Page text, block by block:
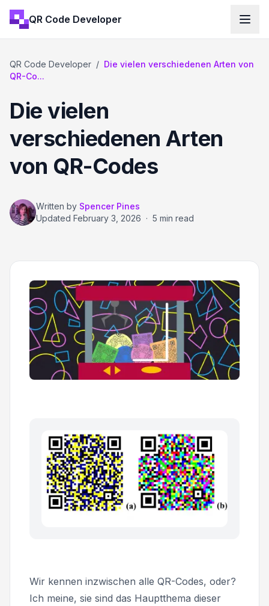
QR Code Developer
QR Code Developer / Die vielen verschiedenen Arten von
QR-Co...
Die vielen
verschiedenen Arten
von QR-Codes
Written by Spencer Pines
Updated February 3, 2026 · 5 min read
Wir kennen inzwischen alle QR-Codes, oder?
Ich meine, sie sind das Hauptthema dieser